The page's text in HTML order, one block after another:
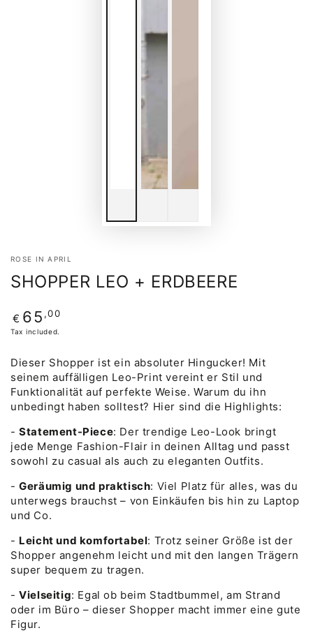
ROSE IN APRIL
SHOPPER LEO + ERDBEERE
Regular
price
€ 65 ,00
Tax included.
Dieser Shopper ist ein absoluter Hingucker! Mit
seinem auffälligen Leo-Print vereint er Stil und
Funktionalität auf perfekte Weise. Warum du ihn
unbedingt haben solltest? Hier sind die Highlights:
-Statement-Piece: Der trendige Leo-Look bringt
jede Menge Fashion-Flair in deinen Alltag und passt
sowohl zu casual als auch zu eleganten Outfits.
- Geräumig und praktisch: Viel Platz für alles, was du
unterwegs brauchst – von Einkäufen bis hin zu Laptop
und Co.
- Leicht und komfortabel: Trotz seiner Größe ist der
Shopper angenehm leicht und mit den langen Trägern
super bequem zu tragen.
-Vielseitig: Egal ob beim Stadtbummel, am Strand
oder im Büro – dieser Shopper macht immer eine gute
Figur.